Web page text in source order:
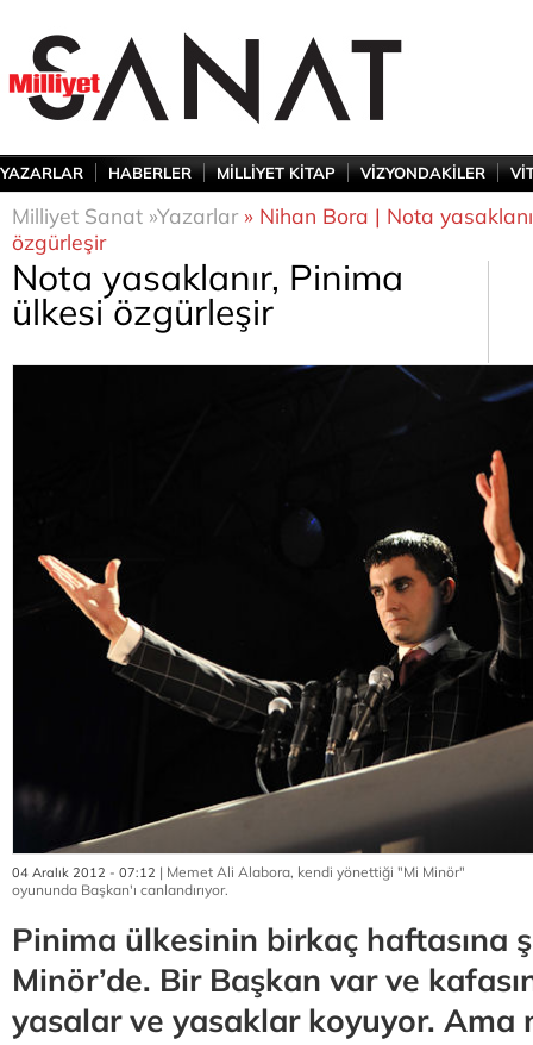
YAZARLAR HABERLER MİLLİYET KİTAP VİZYONDAKİLER
Milliyet Sanat »Yazarlar» Nihan Bora | Nota
özgürleşir
Nota yasaklanır, Pinima
ülkesi özgürleşir
04 Aralık 2012 - 07:12 | Memet Ali Alabora, kendi yönettiği "Mi Minör"
oyununda Başkan'ı canlandırıyor.
Pinima ülkesinin birkaç haftasına
Minör’de. Bir Başkan var ve
yasalar ve yasaklar koyuyor. Ama